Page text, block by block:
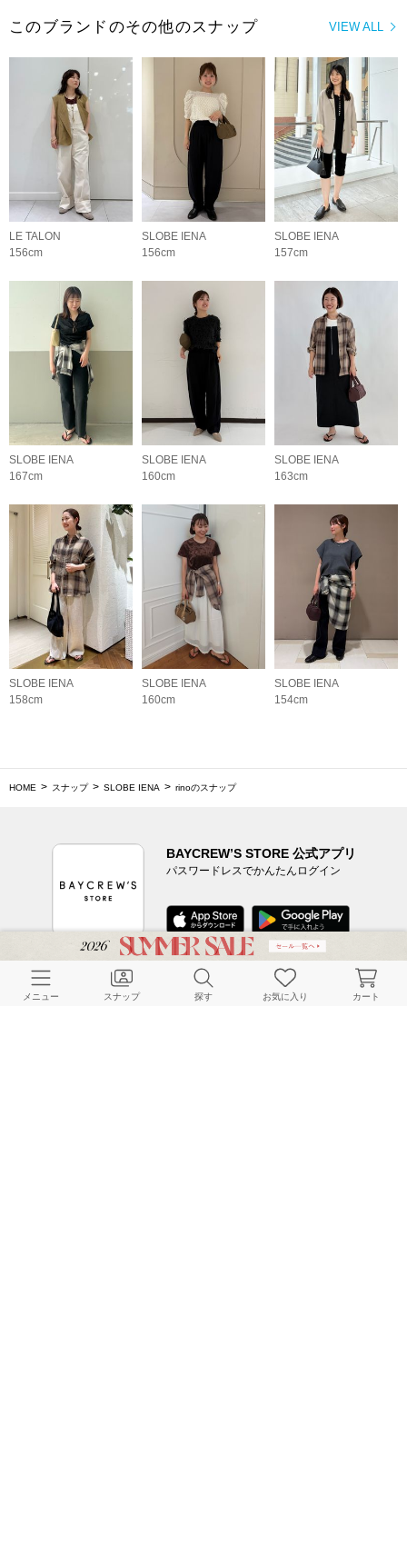
VIEW ALL
このブランドのその他のスナップ
LE TALON
156cm
SLOBE IENA
156cm
SLOBE IENA
157cm
SLOBE IENA
167cm
SLOBE IENA
160cm
SLOBE IENA
163cm
SLOBE IENA
158cm
SLOBE IENA
160cm
SLOBE IENA
154cm
HOME スナップ SLOBE IENA rinoのスナップ
BAYCREW’S STORE 公式アプリ
パスワードレスでかんたんログイン
CUSTOMER SERVICE
メニュー スナップ 探す お気に入り カート